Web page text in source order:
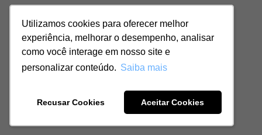
Utilizamos cookies para oferecer melhor
experiência, melhorar o desempenho, analisar
como você interage em nosso site e
personalizar conteúdo. Saiba mais
Recusar Cookies Aceitar Cookies
Utilizamos cookies para oferecer melhor
experiência, melhorar o desempenho, analisar
como você interage em nosso site e
personalizar conteúdo. Saiba mais
Recusar Cookies Aceitar Cookies
51.417.293/0001-48 | CRECI: J-04970/1